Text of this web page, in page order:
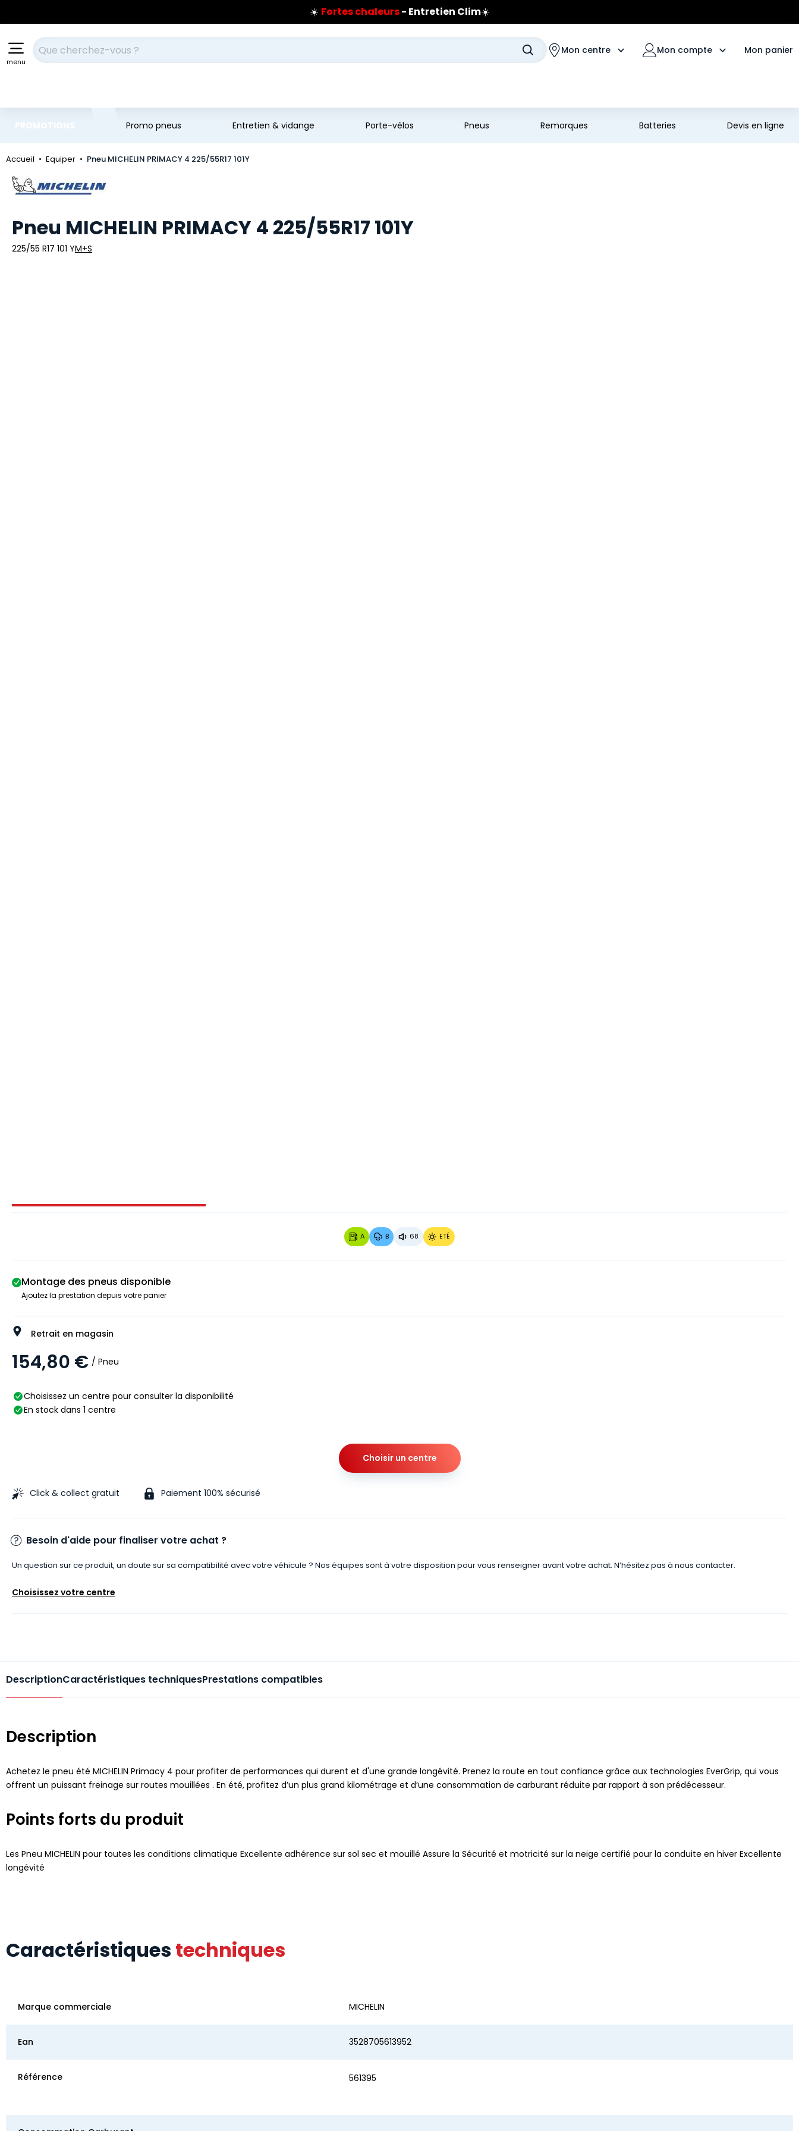
☀️ Fortes chaleurs- Entretien Clim☀️
Prix coûtant pneus Bridgestone
🔥Extincteur :réflexe sécurité🔥
sur les pneus Bridgestone
menu
Votre recherche Mon centre Mon compte Mon panier
Promo pneus Entretien & vidange Porte-vélos Pneus Remorques Batteries Devis en ligne
Accueil Equiper Pneu MICHELIN PRIMACY 4 225/55R17 101Y
Marque
Pneu MICHELIN PRIMACY 4 225/55R17 101Y
225/55 R17 101 YM+S
Image 1 sur 3
A B 68 ETÉ
Montage des pneus disponible
Ajoutez la prestation depuis votre panier
Retrait en magasin
154,80 € / Pneu
Choisissez un centre pour consulter la disponibilité
En stock dans 1 centre
Choisir un centre
Click & collect gratuit Paiement 100% sécurisé
Besoin d'aide pour finaliser votre achat ?
Un question sur ce produit, un doute sur sa compatibilité avec votre véhicule ? Nos équipes sont à votre disposition pour vous renseigner avant votre achat. N’hésitez pas à nous contacter.
Choisissez votre centre
DescriptionCaractéristiques techniquesPrestations compatibles
Description
Achetez le pneu été MICHELIN Primacy 4 pour profiter de performances qui durent et d'une grande longévité. Prenez la route en tout confiance grâce aux technologies EverGrip, qui vous
offrent un puissant freinage sur routes mouillées . En été, profitez d’un plus grand kilométrage et d’une consommation de carburant réduite par rapport à son prédécesseur.
Points forts du produit
Les Pneu MICHELIN pour toutes les conditions climatique Excellente adhérence sur sol sec et mouillé Assure la Sécurité et motricité sur la neige certifié pour la conduite en hiver Excellente
longévité
Caractéristiques techniques
Marque commerciale MICHELIN
Ean 3528705613952
Référence 561395